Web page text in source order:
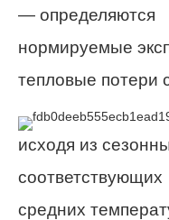
— определяются
нормируемые
тепловые потери
исходя из
соответствующих
средних